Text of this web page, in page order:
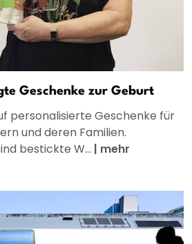
Geschenke zur Geburt
personalisierte Geschenke für
und deren Familien.
bestickte W... | mehr